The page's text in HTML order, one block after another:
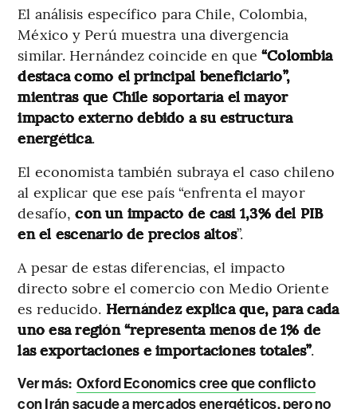
El análisis específico para Chile, Colombia,
México y Perú muestra una divergencia
similar. Hernández coincide en que “Colombia
destaca como el principal beneficiario”,
mientras que Chile soportaría el mayor
impacto externo debido a su estructura
energética.
El economista también subraya el caso chileno
al explicar que ese país “enfrenta el mayor
desafío,con un impacto de casi 1,3% del PIB
en el escenario de precios altos”.
A pesar de estas diferencias, el impacto
directo sobre el comercio con Medio Oriente
es reducido. Hernández explica que, para cada
uno esa región “representa menos de 1% de
las exportaciones e importaciones totales”.
Ver más: Oxford Economics cree que conflicto
con Irán sacude a mercados energéticos, pero no